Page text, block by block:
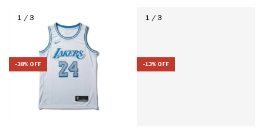
1 / 3
-38% OFF
1/ 3
-13% OFF